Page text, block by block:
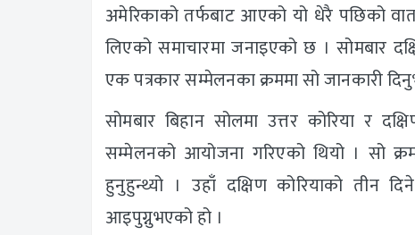
अमेरिकाको तर्फबाट आएको यो धेरै पछिको
लिएको समाचारमा जनाइएको छ । सोमबार
एक पत्रकार सम्मेलनका क्रममा सो जानकारी
सोमबार बिहान सोलमा उत्तर कोरिया र
सम्मेलनको आयोजना गरिएको थियो । सो
हुनुहुन्थ्यो । उहाँ दक्षिण कोरियाको तीन
आइपुग्नुभएको हो ।